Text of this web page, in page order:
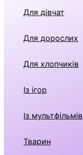
Для дівчат
Для дорослих
Для хлопчиків
Із ігор
Із мультфільмів
Тварин